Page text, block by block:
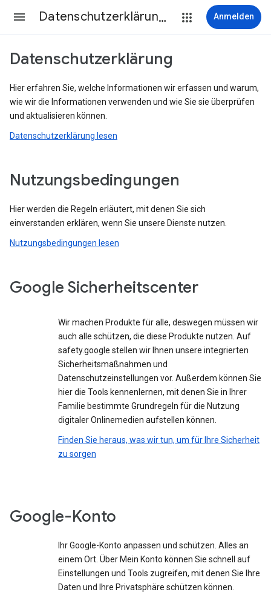
Datenschutzerklärung & Nutzungsbedingungen Anmelden
Datenschutzerklärung
Hier erfahren Sie, welche Informationen wir erfassen und warum,
wie wir die Informationen verwenden und wie Sie sie überprüfen
und aktualisieren können.
Datenschutzerklärung lesen
Nutzungsbedingungen
Hier werden die Regeln erläutert, mit denen Sie sich
einverstanden erklären, wenn Sie unsere Dienste nutzen.
Nutzungsbedingungen lesen
Google Sicherheitscenter
Wir machen Produkte für alle, deswegen müssen wir
auch alle schützen, die diese Produkte nutzen. Auf
safety.google stellen wir Ihnen unsere integrierten
Sicherheitsmaßnahmen und
Datenschutzeinstellungen vor. Außerdem können Sie
hier die Tools kennenlernen, mit denen Sie in Ihrer
Familie bestimmte Grundregeln für die Nutzung
digitaler Onlinemedien aufstellen können.
Finden Sie heraus, was wir tun, um für Ihre Sicherheit
zu sorgen
Google-Konto
Ihr Google-Konto anpassen und schützen. Alles an
einem Ort. Über Mein Konto können Sie schnell auf
Einstellungen und Tools zugreifen, mit denen Sie Ihre
Daten und Ihre Privatsphäre schützen können.